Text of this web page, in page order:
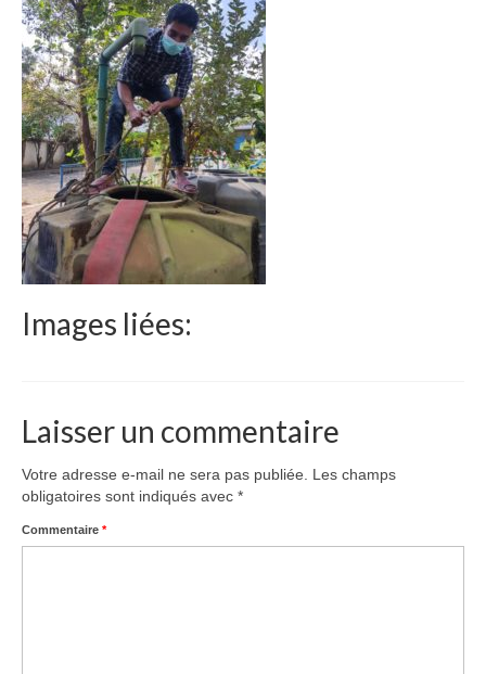
Le Népal
Documents
Parrainages
Missions 2023
Actualités
Nous contacter
Images liées:
Laisser un commentaire
Votre adresse e-mail ne sera pas publiée.
Les champs
obligatoires sont indiqués avec *
Commentaire *